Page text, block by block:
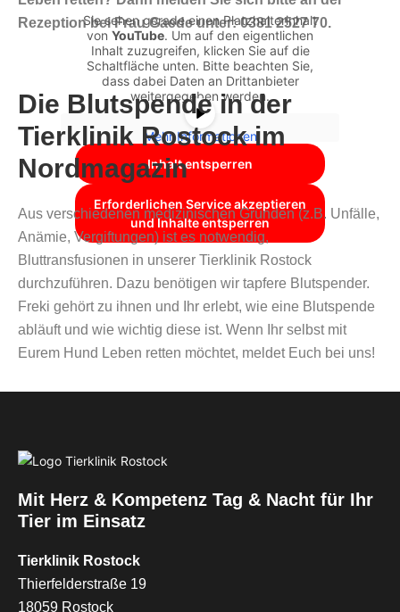
Rezeption bei Frau Gaede unter: 0381 2527 70.
Sie sehen gerade einen Platzhalterinhalt
von YouTube. Um auf den eigentlichen
Inhalt zuzugreifen, klicken Sie auf die
Schaltfläche unten. Bitte beachten Sie,
dass dabei Daten an Drittanbieter
weitergegeben werden.
Mehr Informationen
Inhalt entsperren
Erforderlichen Service akzeptieren
und Inhalte entsperren
Die Blutspende in der
Tierklinik Rostock im
Nordmagazin
Aus verschiedenen medizinischen Gründen (z.B. Unfälle,
Anämie, Vergiftungen) ist es notwendig,
Bluttransfusionen in unserer Tierklinik Rostock
durchzuführen. Dazu benötigen wir tapfere Blutspender.
Freki gehört zu ihnen und Ihr erlebt, wie eine Blutspende
abläuft und wie wichtig diese ist. Wenn Ihr selbst mit
Eurem Hund Leben retten möchtet, meldet Euch bei uns!
Mit Herz & Kompetenz Tag & Nacht für Ihr
Tier im Einsatz
Tierklinik Rostock
Thierfelderstraße 19
18059 Rostock